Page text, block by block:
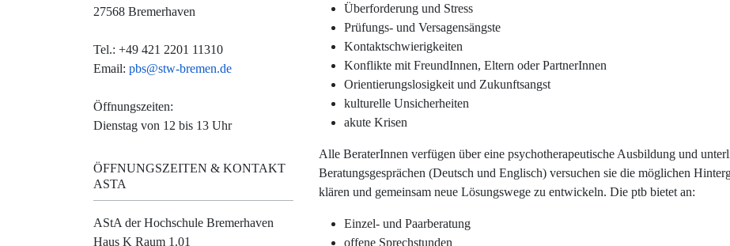
Überforderung und Stress
Prüfungs- und Versagensängste
Kontaktschwierigkeiten
Konflikte mit FreundInnen, Eltern oder PartnerInnen
Orientierungslosigkeit und Zukunftsangst
kulturelle Unsicherheiten
akute Krisen
Alle BeraterInnen verfügen über eine psychotherapeutische Ausbildung und
Beratungsgesprächen (Deutsch und Englisch) versuchen sie die möglichen
klären und gemeinsam neue Lösungswege zu entwickeln. Die ptb bietet an:
Einzel- und Paarberatung
offene Sprechstunden
27568 Bremerhaven
Tel.: +49 421 2201 11310
Email: pbs@stw-bremen.de
Öffnungszeiten:
Dienstag von 12 bis 13 Uhr
ÖFFNUNGSZEITEN & KONTAKT
ASTA
AStA der Hochschule Bremerhaven
Haus K Raum 1.01